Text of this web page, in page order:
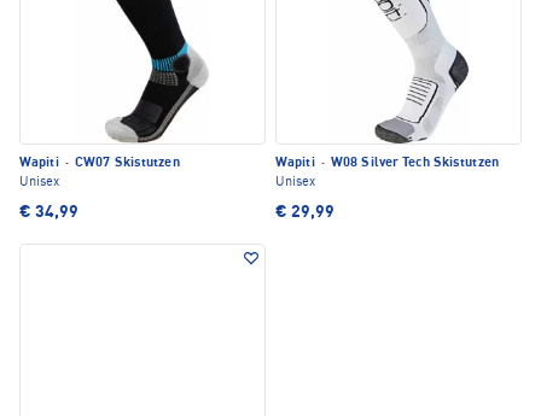
Wapiti · CW07 Skistutzen
Unisex
€ 34,99
Wapiti · W08 Silver Tech Skistutzen
Unisex
€ 29,99